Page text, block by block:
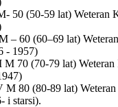
50 (50-59 lat) Weteran
– 60 (60–69 lat)
- 1957)
M 70 (70-79 lat)
M 80 (80-89 lat)
i starsi).